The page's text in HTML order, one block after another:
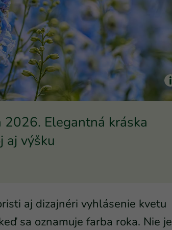
2026. Elegantná kráska
aj výšku
aj dizajnéri vyhlásenie kvetu
sa oznamuje farba roka. Nie je